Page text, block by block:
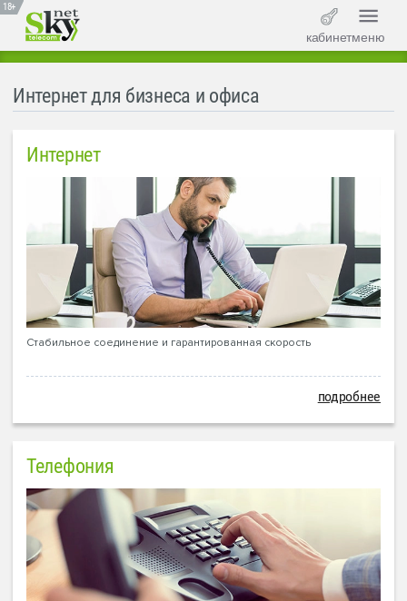
18+
кабинетменю
Интернет для бизнеса и офиса
Интернет
Стабильное соединение и гарантированная скорость
подробнее
Телефония